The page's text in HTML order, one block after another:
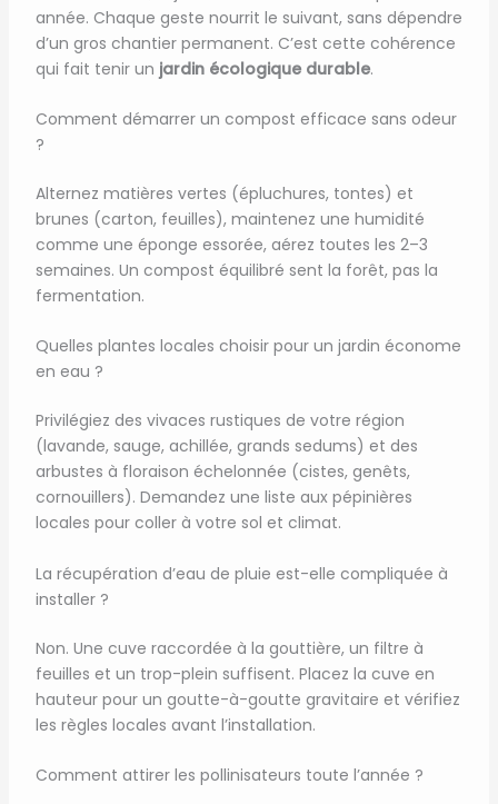
année. Chaque geste nourrit le suivant, sans dépendre
d’un gros chantier permanent. C’est cette cohérence
qui fait tenir un jardin écologique durable.
Comment démarrer un compost efficace sans odeur
?
Alternez matières vertes (épluchures, tontes) et
brunes (carton, feuilles), maintenez une humidité
comme une éponge essorée, aérez toutes les 2–3
semaines. Un compost équilibré sent la forêt, pas la
fermentation.
Quelles plantes locales choisir pour un jardin économe
en eau ?
Privilégiez des vivaces rustiques de votre région
(lavande, sauge, achillée, grands sedums) et des
arbustes à floraison échelonnée (cistes, genêts,
cornouillers). Demandez une liste aux pépinières
locales pour coller à votre sol et climat.
La récupération d’eau de pluie est-elle compliquée à
installer ?
Non. Une cuve raccordée à la gouttière, un filtre à
feuilles et un trop-plein suffisent. Placez la cuve en
hauteur pour un goutte-à-goutte gravitaire et vérifiez
les règles locales avant l’installation.
Comment attirer les pollinisateurs toute l’année ?